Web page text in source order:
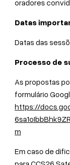
oradores
Datas
Datas das
Processo de
As propostas
formulário
https://
m
Em caso de